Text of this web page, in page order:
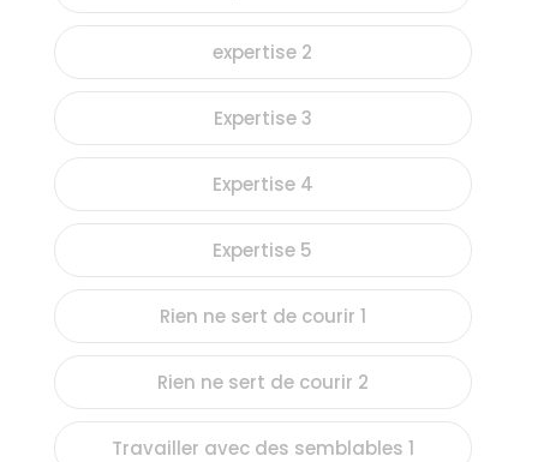
expertise 2
Expertise 3
Expertise 4
Expertise 5
Rien ne sert de courir 1
Rien ne sert de courir 2
Travailler avec des semblables 1